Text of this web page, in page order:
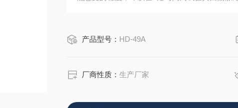
产品型号： HD-49A
厂商性质：生产厂家